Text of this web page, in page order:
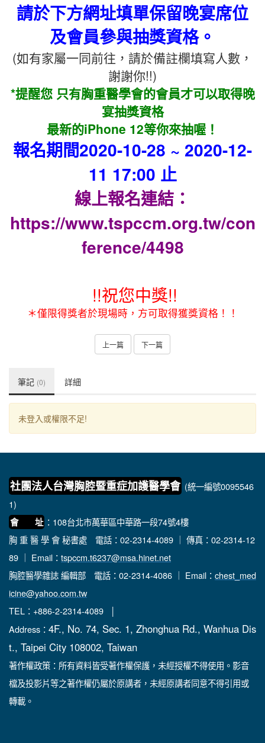
請於下方網址填單保留晚宴席位
及會員參與抽獎資格。
(如有家屬一同前往，請於備註欄填寫人數，
謝謝你!!)
*提醒您 只有胸重醫學會的會員才可以取得晚
宴抽獎資格
最新的iPhone 12等你來抽喔！
報名期間2020-10-28 ~ 2020-12-
11 17:00 止
線上報名連結：
https://www.tspccm.org.tw/con
ference/4498
!!祝您中獎!!
＊僅限得獎者於現場時，方可取得獲獎資格！！
上一篇 下一篇
筆記 (0) 詳細
未登入或權限不足!
社團法人台灣胸腔暨重症加護醫學會 (統一編號0095546
1)
會 址 ：108台北市萬華區中華路一段74號4樓
胸 重 醫 學 會 秘書處 電話：02-2314-4089 ｜ 傳真：02-2314-12
89 ｜ Email： tspccm.t6237@msa.hinet.net
胸腔醫學雜誌 編輯部 電話：02-2314-4086 ｜ Email： chest_med
icine@yahoo.com.tw
TEL：+886-2-2314-4089 │
Address： 4F., No. 74, Sec. 1, Zhonghua Rd., Wanhua Dis
t., Taipei City 108002, Taiwan
著作權政策：所有資料皆受著作權保護，未經授權不得使用。影音
檔及投影片等之著作權仍屬於原講者，未經原講者同意不得引用或
轉載。